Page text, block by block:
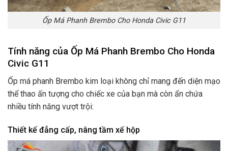
Ốp Má Phanh Brembo Cho Honda Civic G11
Tính năng của Ốp Má Phanh Brembo Cho Honda
Civic G11
Ốp má phanh Brembo kim loại không chỉ mang đến diện mạo
thể thao ấn tượng cho chiếc xe của bạn mà còn ẩn chứa
nhiều tính năng vượt trội:
Thiết kế đẳng cấp, nâng tầm xế hộp